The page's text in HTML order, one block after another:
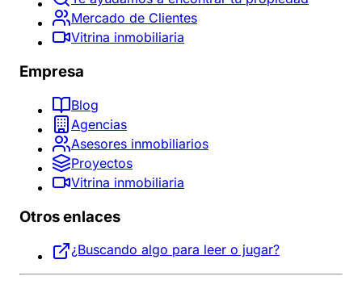
Mercado de Clientes
Vitrina inmobiliaria
Empresa
Blog
Agencias
Asesores inmobiliarios
Proyectos
Vitrina inmobiliaria
Otros enlaces
¿Buscando algo para leer o jugar?